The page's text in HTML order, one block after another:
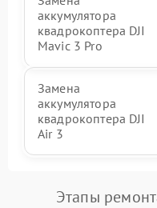
аккумулятора
квадрокоптера DJI
Mavic 3 Pro
Замена
аккумулятора
квадрокоптера DJI
Air 3
Этапы